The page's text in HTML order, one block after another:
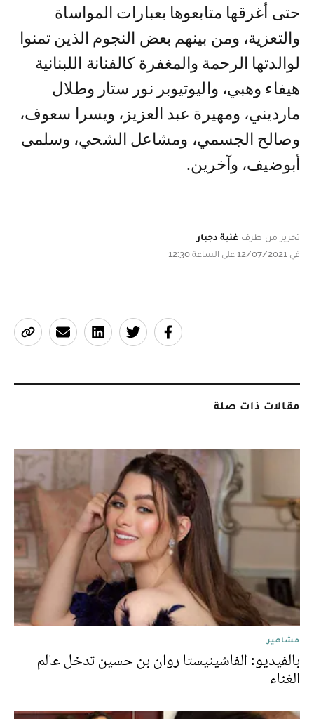
حتى أغرقها متابعوها بعبارات المواساة
والتعزية، ومن بينهم بعض النجوم الذين تمنوا
لوالدتها الرحمة والمغفرة كالفنانة اللبنانية
هيفاء وهبي، واليوتيوبر نور ستار وطلال
مارديني، ومهيرة عبد العزيز، ويسرا سعوف،
وصالح الجسمي، ومشاعل الشحي، وسلمى
أبوضيف، وآخرين.
تحرير من طرف غنية دجبار
في 12/07/2021 على الساعة 12:30
مقالات ذات صلة
مشاهير
بالفيديو: الفاشينيستا روان بن حسين تدخل عالم
الغناء